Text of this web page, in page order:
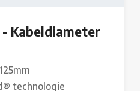
Kabeldiameter
technologie